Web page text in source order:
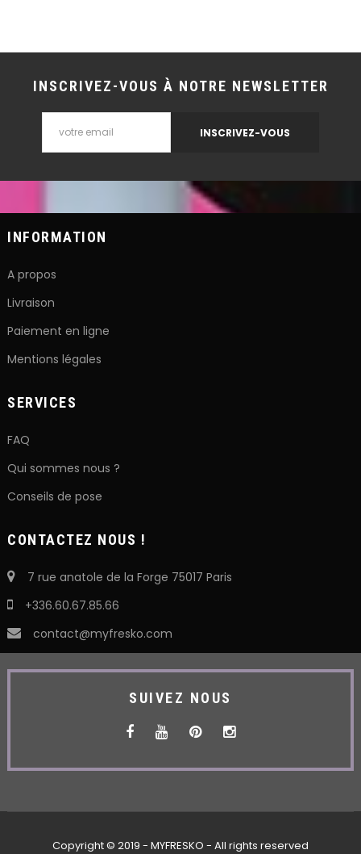
INSCRIVEZ-VOUS À NOTRE NEWSLETTER
INSCRIVEZ-VOUS
INFORMATION
A propos
Livraison
Paiement en ligne
Mentions légales
SERVICES
FAQ
Qui sommes nous ?
Conseils de pose
CONTACTEZ NOUS !
7 rue anatole de la Forge 75017 Paris
+336.60.67.85.66
contact@myfresko.com
SUIVEZ NOUS
Copyright © 2019 - MYFRESKO - All rights reserved